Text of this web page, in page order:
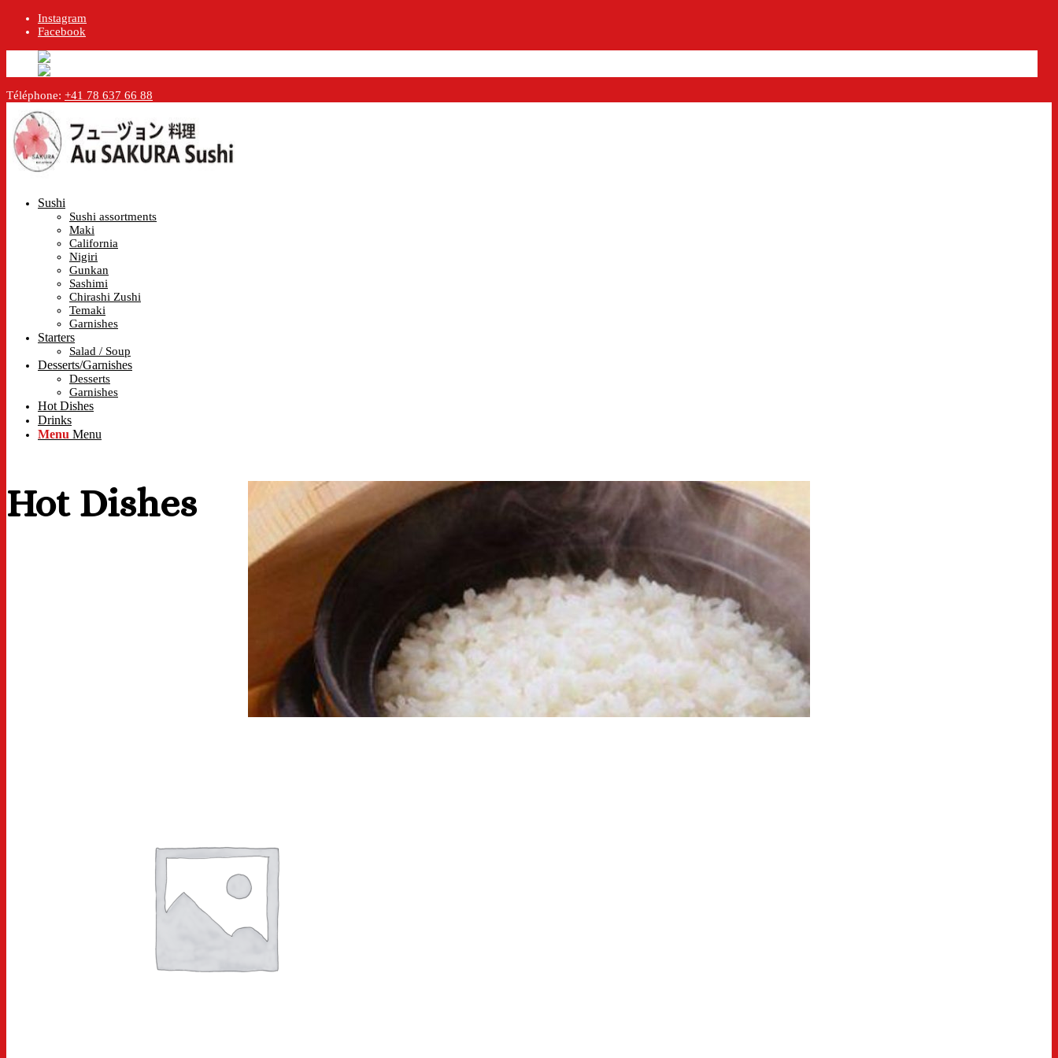
Instagram
Facebook
Téléphone: +41 78 637 66 88
Sushi
Sushi assortments
Maki
California
Nigiri
Gunkan
Sashimi
Chirashi Zushi
Temaki
Garnishes
Starters
Salad / Soup
Desserts/Garnishes
Desserts
Garnishes
Hot Dishes
Drinks
Menu Menu
Hot Dishes